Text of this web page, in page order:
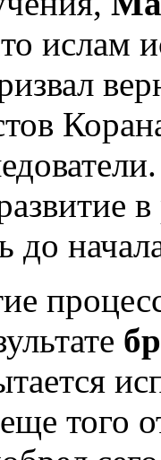
ислам
до
того